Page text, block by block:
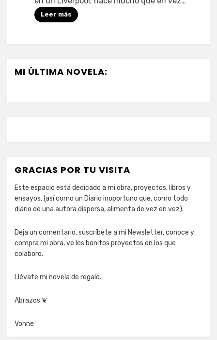
Leer más
MI ÚLTIMA NOVELA:
GRACIAS POR TU VISITA
Este espacio está dedicado a mi obra, proyectos, libros y
ensayos, (así como un Diario inoportuno que, como todo
diario de una autora dispersa, alimenta de vez en vez).
Deja un comentario, suscríbete a mi Newsletter, conoce y
compra mi obra, ve los bonitos proyectos en los que
colaboro.
Llévate mi novela de regalo.
Abrazos ❦
Vonne